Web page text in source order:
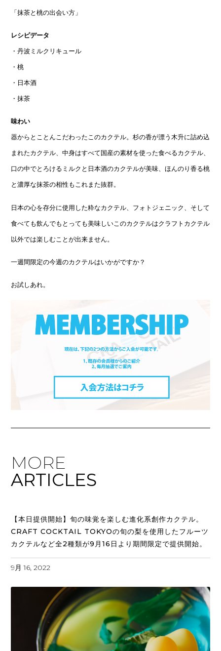
「抹茶と桃の出会い方」
レシピデータ
・丹波ミルクリキュール
・桃
・日本酒
・抹茶
味わい
器からとことんこだわったこのカクテル。杉の香が漂う木升に詰め込
まれたカクテル、中身はすべて国産の素材を使った食べるカクテル、
口の中でとろけるミルクと日本酒のカクテルが美味、ほんのり香る桃
と濃厚な抹茶の相性もこれまた抜群。
日本の心を存分に使用した粋なカクテル、フォトジェニック、そして
食べても飲んでもとっても美味しいこのカクテルはクラフトカクテル
以外では楽しむことが出来ません。
一週間限定の今週のカクテルはいかがですか？
お試しあれ。
MORE
ARTICLES
【本日提供開始】旬の味覚を楽しむ進化系創作カクテル。
CRAFT COCKTAIL TOKYOの旬の梨を使用したフルーツ
カクテルなど全2種類が9月16日より期間限定で提供開始。
9月 16, 2022